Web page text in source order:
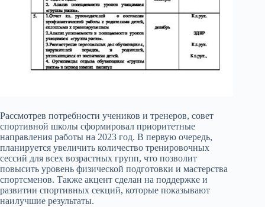
Рассмотрев потребности учеников и тренеров, совет
спортивной школы сформировал приоритетные
направления работы на 2023 год. В первую очередь,
планируется увеличить количество тренировочных
сессий для всех возрастных групп, что позволит
повысить уровень физической подготовки и мастерства
спортсменов. Также акцент сделан на поддержке и
развитии спортивных секций, которые показывают
наилучшие результаты.